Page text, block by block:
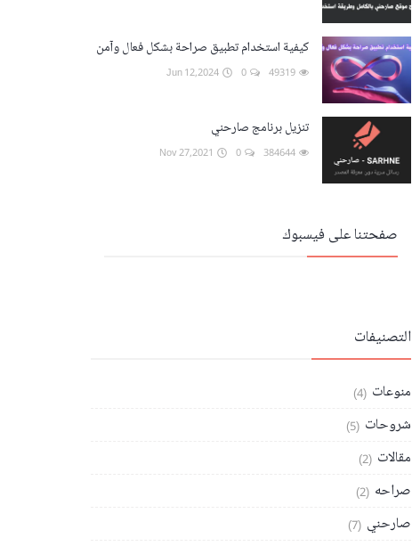
كيفية استخدام تطبيق صراحة بشكل فعال وآمن
تنزيل برنامج صارحني
صفحتنا على فيسبوك
التصنيفات
منوعات (4)
شروحات (5)
مقالات (2)
صراحه (2)
صارحني (7)